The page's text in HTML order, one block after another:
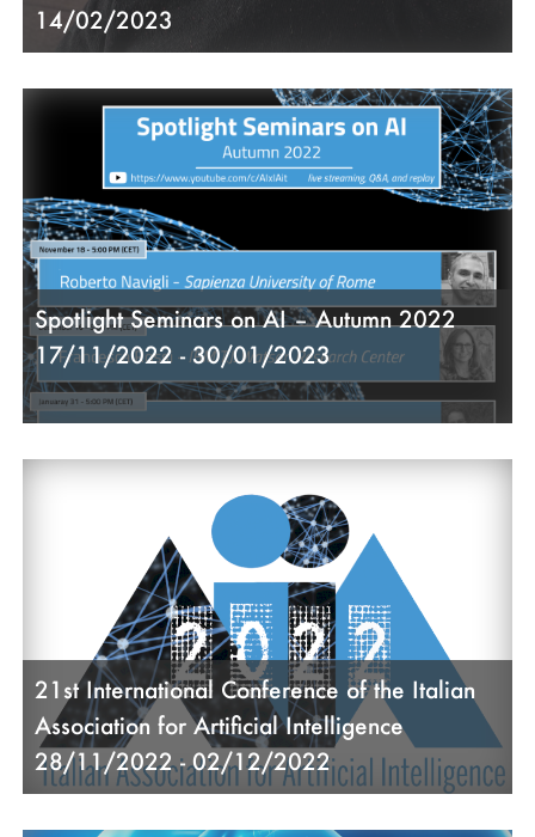
14/02/2023
Spotlight Seminars on AI – Autumn 2022
17/11/2022 - 30/01/2023
21st International Conference of the Italian
Association for Artificial Intelligence
28/11/2022 - 02/12/2022